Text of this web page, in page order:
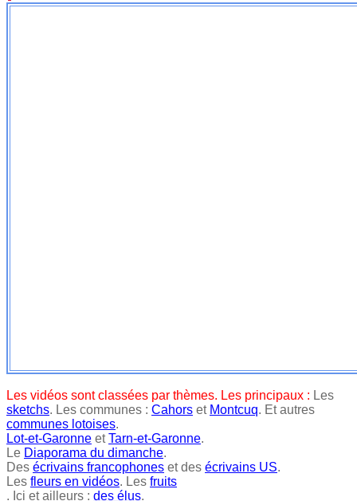
Les vidéos sont classées par thèmes. Les principaux : Les
sketchs. Les communes : Cahors et Montcuq. Et autres
communes lotoises.
Lot-et-Garonne etTarn-et-Garonne.
Le Diaporama du dimanche.
Des écrivains francophones et des écrivains US.
Les fleurs en vidéos. Les fruits
. Ici et ailleurs : des élus.